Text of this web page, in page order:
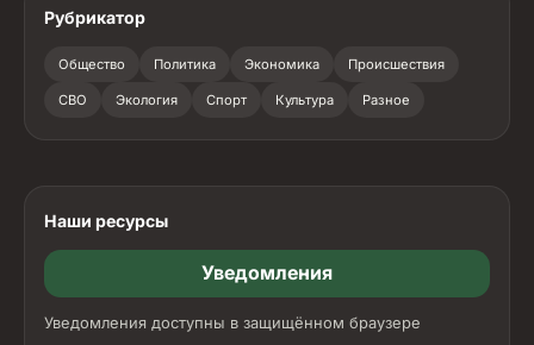
Рубрикатор
Общество Политика Экономика Происшествия
СВО Экология Спорт Культура Разное
Наши ресурсы
Уведомления
Уведомления доступны в защищённом браузере